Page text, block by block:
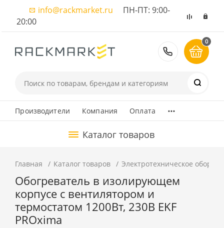
info@rackmarket.ru ПН-ПТ: 9:00-
20:00
8 (495)
0
Производители Компания Оплата ...
Каталог товаров
Главная Каталог товаров Электротехническое
Обогреватель в изолирующем
корпусе с вентилятором и
термостатом 1200Вт, 230В EKF
PROxima